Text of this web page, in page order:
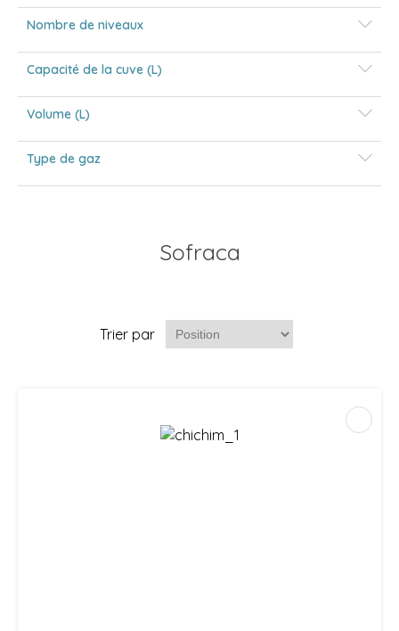
Nombre de niveaux
Capacité de la cuve (L)
Volume (L)
Type de gaz
Sofraca
Trier par